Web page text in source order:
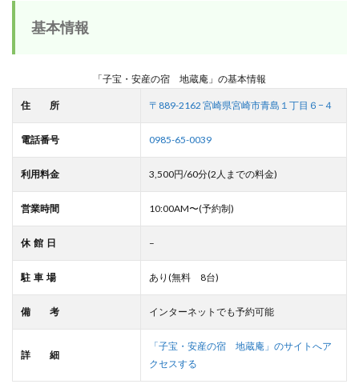
基本情報
「子宝・安産の宿 地蔵庵」の基本情報
住 所 〒889-2162 宮崎県宮崎市青島１丁目６−４
電話番号 0985-65-0039
利用料金 3,500円/60分(2人までの料金)
営業時間 10:00AM〜(予約制)
休 館 日 –
駐 車 場 あり(無料 8台)
備 考 インターネットでも予約可能
詳 細
「子宝・安産の宿 地蔵庵」のサイトへア
クセスする